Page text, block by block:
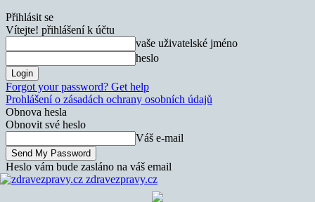
Přihlásit se
Vítejte! přihlášení k účtu
vaše uživatelské jméno
heslo
Forgot your password? Get help
Prohlášení o zásadách ochrany osobních údajů
Obnova hesla
Obnovit své heslo
Váš e-mail
Heslo vám bude zasláno na váš email
zdravezpravy.cz